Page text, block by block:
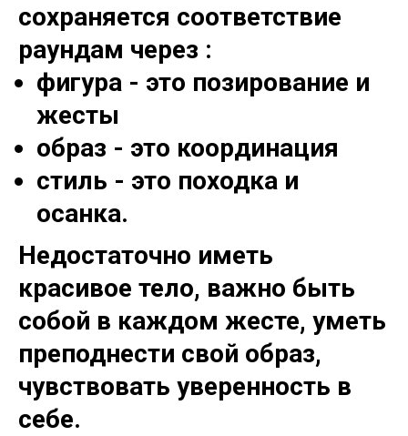
сохраняется соответствие
раундам через :
фигура - это позирование и
жесты
образ - это координация
стиль - это походка и
осанка.
Недостаточно иметь
красивое тело, важно быть
собой в каждом жесте, уметь
преподнести свой образ,
чувствовать уверенность в
себе.